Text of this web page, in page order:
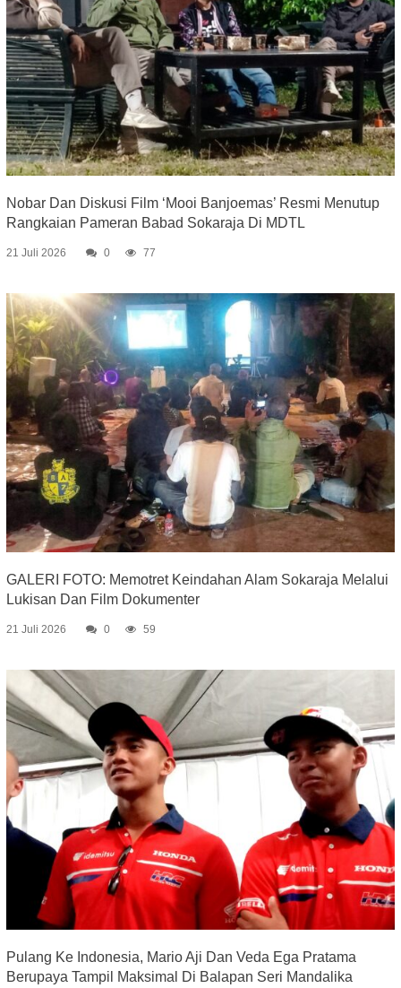
Nobar Dan Diskusi Film ‘Mooi Banjoemas’ Resmi Menutup
Rangkaian Pameran Babad Sokaraja Di MDTL
21 Juli 2026 0 77
GALERI FOTO: Memotret Keindahan Alam Sokaraja Melalui
Lukisan Dan Film Dokumenter
21 Juli 2026 0 59
Pulang Ke Indonesia, Mario Aji Dan Veda Ega Pratama
Berupaya Tampil Maksimal Di Balapan Seri Mandalika